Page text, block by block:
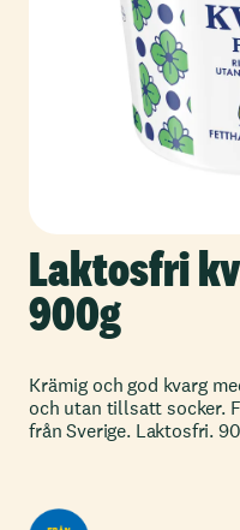
Laktosfri
900g
Krämig och god kvarg
och utan tillsatt socker.
från Sverige. Laktosfri.